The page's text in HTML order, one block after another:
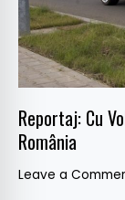
Reportaj: Cu
România
Leave a
periculos
drum
din
România